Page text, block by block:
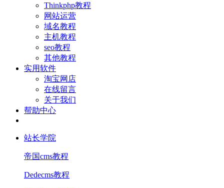
Thinkphp教程
网站运营
域名教程
主机教程
seo教程
其他教程
实用软件
淘宝网店
在线留言
关于我们
帮助中心
站长学院
帝国cms教程
Dedecms教程